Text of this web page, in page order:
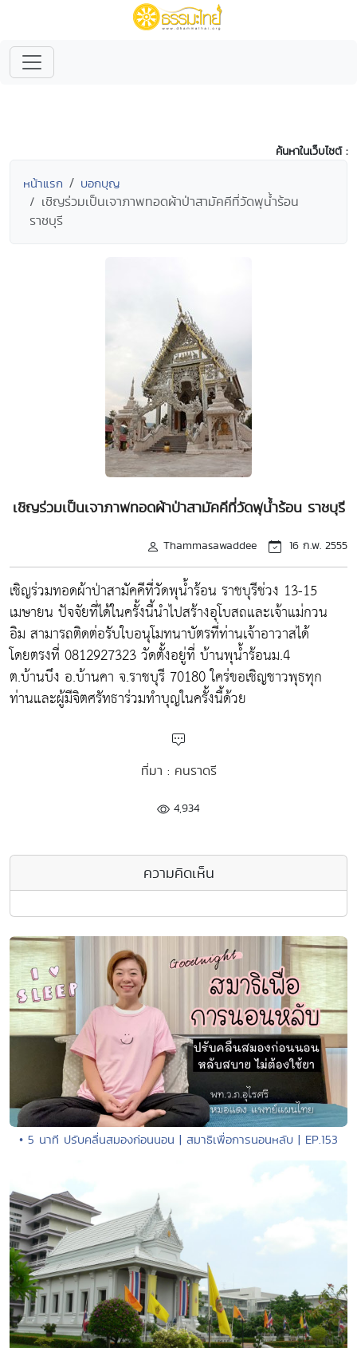
ค้นหาในเว็บไซต์ :
หน้าแรก บอกบุญ
เชิญร่วมเป็นเจาภาพทอดผ้าป่าสามัคคีที่วัดพุน้ำร้อน
ราชบุรี
เชิญร่วมเป็นเจาภาพทอดผ้าป่าสามัคคีที่วัดพุน้ำร้อน ราชบุรี
Thammasawaddee 16 ก.พ. 2555
เชิญร่วมทอดผ้าป่าสามัคคีที่วัดพุน้ำร้อน ราชบุรีช่วง 13-15
เมษายน ปัจจัยที่ได้ในครั้งนี้นำไปสร้างอุโบสถและเจ้าแม่กวน
อิม สามารถติดต่อรับใบอนุโมทนาบัตรที่ท่านเจ้าอาวาสได้
โดยตรงที่ 0812927323 วัดตั้งอยู่ที่ บ้านพุน้ำร้อนม.4
ต.บ้านบึง อ.บ้านคา จ.ราชบุรี 70180 ใคร่ขอเชิญชาวพุธทุก
ท่านและผู้มีจิตศรัทธาร่วมทำบุญในครั้งนี้ด้วย
ที่มา : คนราดรี
4,934
ความคิดเห็น
• 5 นาที ปรับคลื่นสมองก่อนนอน | สมาธิเพื่อการนอนหลับ | EP.153